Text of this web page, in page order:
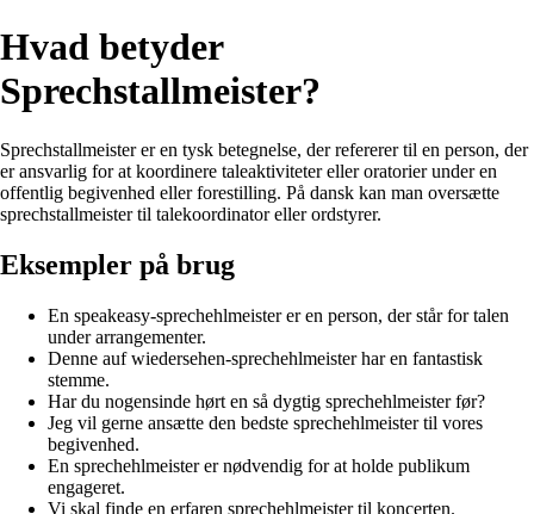
Hvad betyder
Sprechstallmeister?
Sprechstallmeister er en tysk betegnelse, der refererer til en person, der
er ansvarlig for at koordinere taleaktiviteter eller oratorier under en
offentlig begivenhed eller forestilling. På dansk kan man oversætte
sprechstallmeister til talekoordinator eller ordstyrer.
Eksempler på brug
En speakeasy-sprechehlmeister er en person, der står for talen
under arrangementer.
Denne auf wiedersehen-sprechehlmeister har en fantastisk
stemme.
Har du nogensinde hørt en så dygtig sprechehlmeister før?
Jeg vil gerne ansætte den bedste sprechehlmeister til vores
begivenhed.
En sprechehlmeister er nødvendig for at holde publikum
engageret.
Vi skal finde en erfaren sprechehlmeister til koncerten.